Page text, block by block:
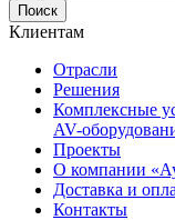
Поиск
Клиентам
Отрасли
Решения
Комплексные
AV-
Проекты
О компании
Доставка и
Контакты